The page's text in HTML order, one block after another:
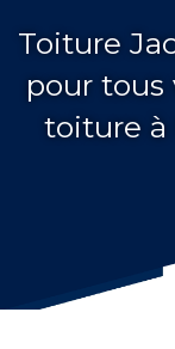
Toiture
pour tous
toiture à